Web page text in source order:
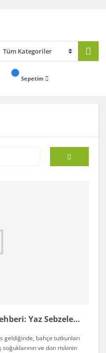
Sepetim
Mayıs Ayı Fide Dikim Rehberi: Yaz Sebzeleri Nasıl Dikilir ve Bakılır?
geldiğinde, bahçe tutkunları
ve don riskinin